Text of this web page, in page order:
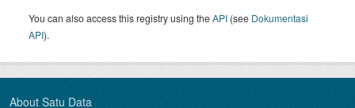
You can also access this registry using theAPI (see Dokumentasi
API).
About Satu Data